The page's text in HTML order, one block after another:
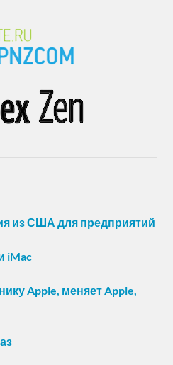
из США для предприятий
iMac
Apple, меняет Apple,